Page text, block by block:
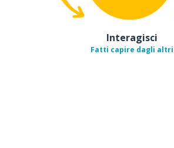
Interagisci
Fatti capire dagli altri